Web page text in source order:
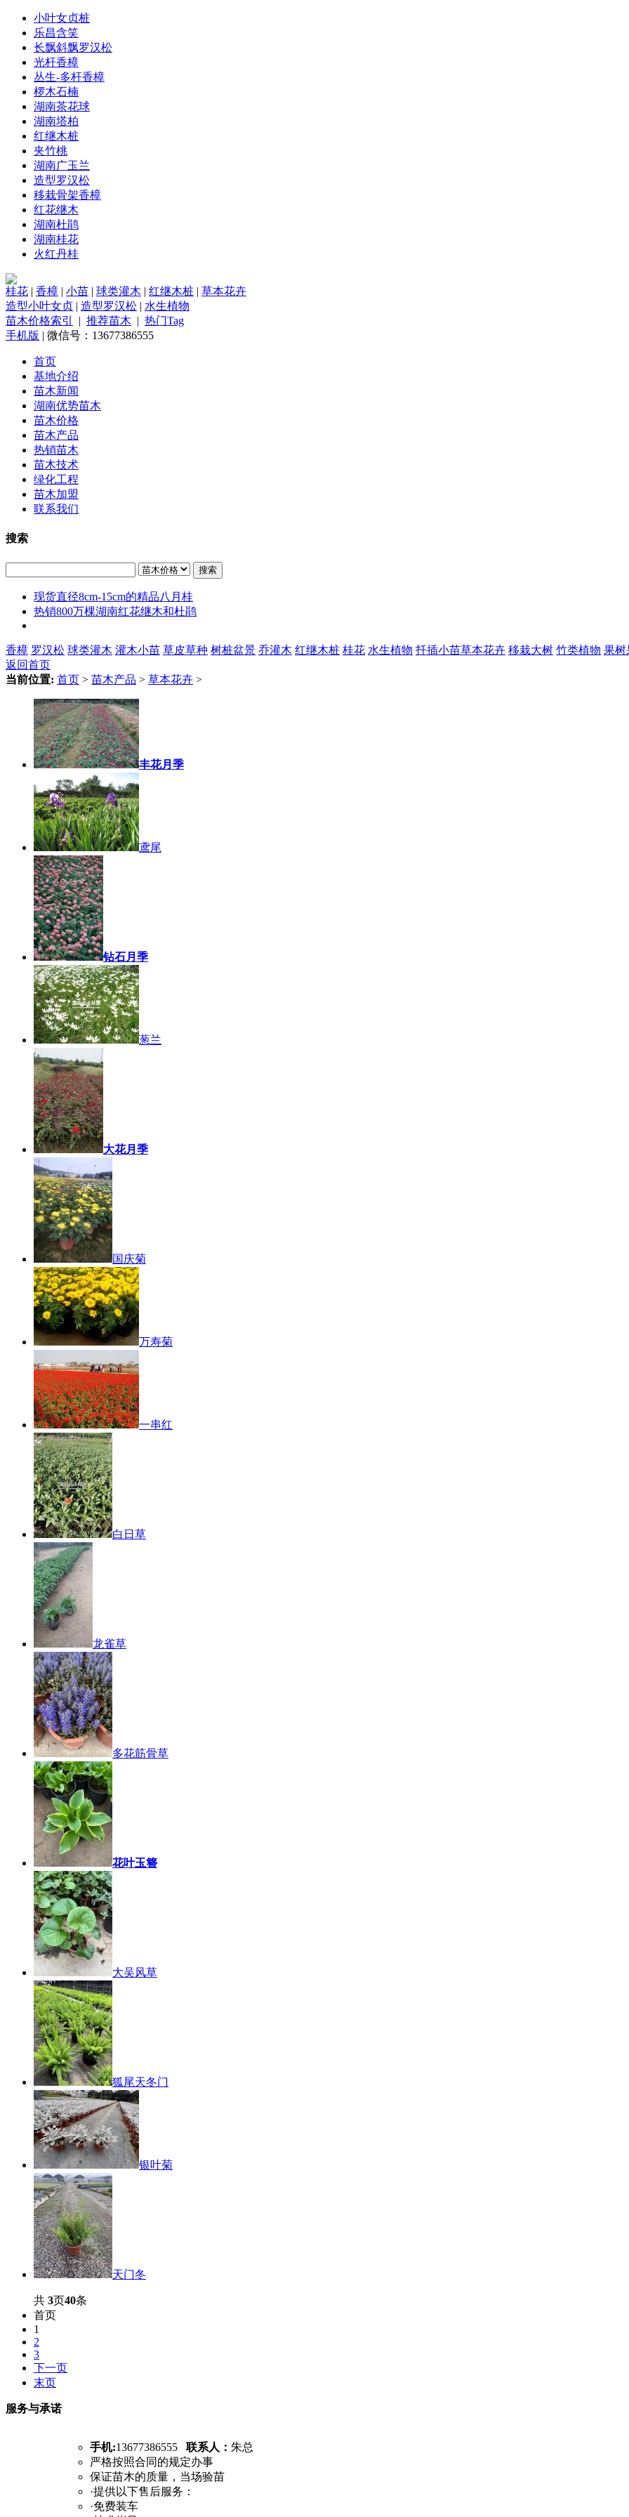
小叶女贞桩
乐昌含笑
长飘斜飘罗汉松
光杆香樟
丛生-多杆香樟
椤木石楠
湖南茶花球
湖南塔柏
红继木桩
夹竹桃
湖南广玉兰
造型罗汉松
移栽骨架香樟
红花继木
湖南杜鹃
湖南桂花
火红丹桂
桂花 | 香樟 | 小苗 | 球类灌木 | 红继木桩 | 草本花卉
造型小叶女贞 | 造型罗汉松 | 水生植物
苗木价格索引
| 推荐苗木 | 热门Tag
手机版 | 微信号：13677386555
首页
基地介绍
苗木新闻
湖南优势苗木
苗木价格
苗木产品
热销苗木
苗木技术
绿化工程
苗木加盟
联系我们
搜索
搜索
现货直径8cm-15cm的精品八月桂
热销800万棵湖南红花继木和杜鹃
香樟 罗汉松 球类灌木 灌木小苗 草皮草种 树桩盆景 乔灌木 红继木桩 桂花 水生植物 扦插小苗草本花卉 移栽大树 竹类植物 果树
返回首页
当前位置: 首页 > 苗木产品 > 草本花卉 >
丰花月季
鸢尾
钻石月季
葱兰
大花月季
国庆菊
万寿菊
一串红
白日草
龙雀草
多花筋骨草
花叶玉簪
大吴风草
狐尾天冬门
银叶菊
天门冬
共 3页40条
首页
1
2
3
下一页
末页
服务与承诺
手机:13677386555 联系人： 朱总
严格按照合同的规定办事
保证苗木的质量，当场验苗
·提供以下售后服务：
·免费装车